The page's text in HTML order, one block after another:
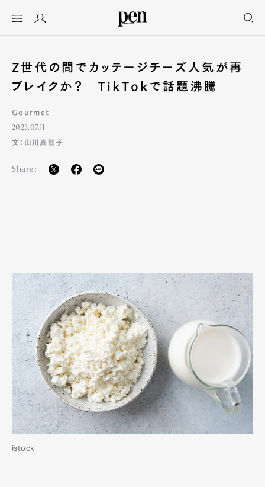
Z世代の間でカッテージチーズ人気が再
ブレイクか？ TikTokで話題沸騰
Gourmet
2023.07.11
文：山川真智子
Share:
istock